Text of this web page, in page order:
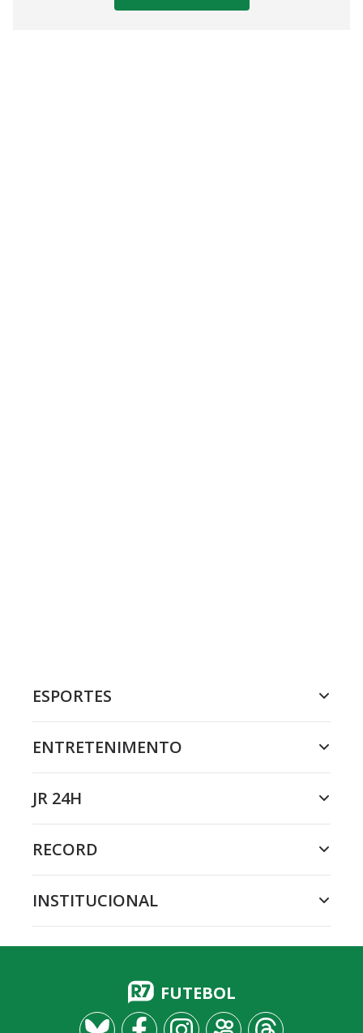
ESPORTES
ENTRETENIMENTO
JR 24H
RECORD
INSTITUCIONAL
FUTEBOL